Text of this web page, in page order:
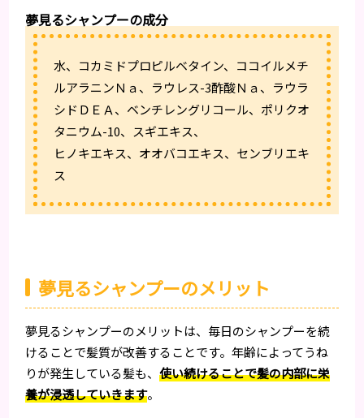
夢見るシャンプーの成分
水、コカミドプロピルベタイン、ココイルメチ
ルアラニンＮａ、ラウレス-3酢酸Ｎａ、ラウラ
シドＤＥＡ、ベンチレングリコール、ポリクオ
タニウム-10、スギエキス、
ヒノキエキス、オオバコエキス、センブリエキ
ス
夢見るシャンプーのメリット
夢見るシャンプーのメリットは、毎日のシャンプーを続
けることで髪質が改善することです。年齢によってうね
りが発生している髪も、使い続けることで髪の内部に栄
養が浸透していきます。